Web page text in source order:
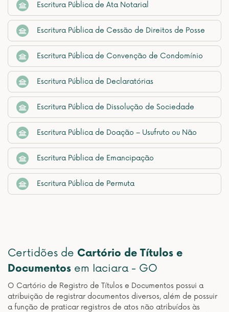
Escritura Pública de Ata Notarial
Escritura Pública de Cessão de Direitos de Posse
Escritura Pública de Convenção de Condomínio
Escritura Pública de Declaratórias
Escritura Pública de Dissolução de Sociedade
Escritura Pública de Doação – Usufruto ou Não
Escritura Pública de Emancipação
Escritura Pública de Permuta
Certidões de Cartório de Títulos e
Documentos em Iaciara - GO
O Cartório de Registro de Títulos e Documentos possui a
atribuição de registrar documentos diversos, além de possuir
a função de praticar registros de atos não atribuídos às